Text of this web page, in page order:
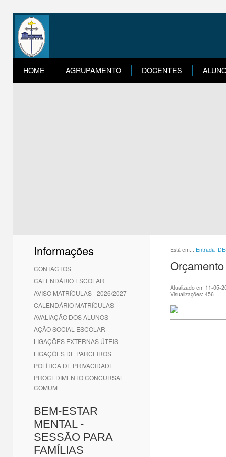
HOME AGRUPAMENTO DOCENTES
Informações
CONTACTOS
CALENDÁRIO ESCOLAR
AVISO MATRÍCULAS - 2026/2027
CALENDÁRIO MATRÍCULAS
AVALIAÇÃO DOS ALUNOS
AÇÃO SOCIAL ESCOLAR
LIGAÇÕES EXTERNAS ÚTEIS
LIGAÇÕES DE PARCEIROS
POLÍTICA DE PRIVACIDADE
PROCEDIMENTO CONCURSAL
COMUM
BEM-ESTAR
MENTAL -
SESSÃO PARA
FAMÍLIAS
Está em... Entrada
Atualizado em 11-05-
Visualizações: 456